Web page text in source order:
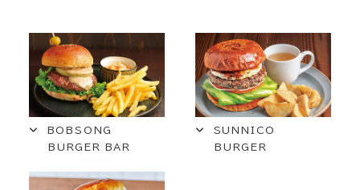
BOBSONG
BURGER BAR
SUNNICO
BURGER